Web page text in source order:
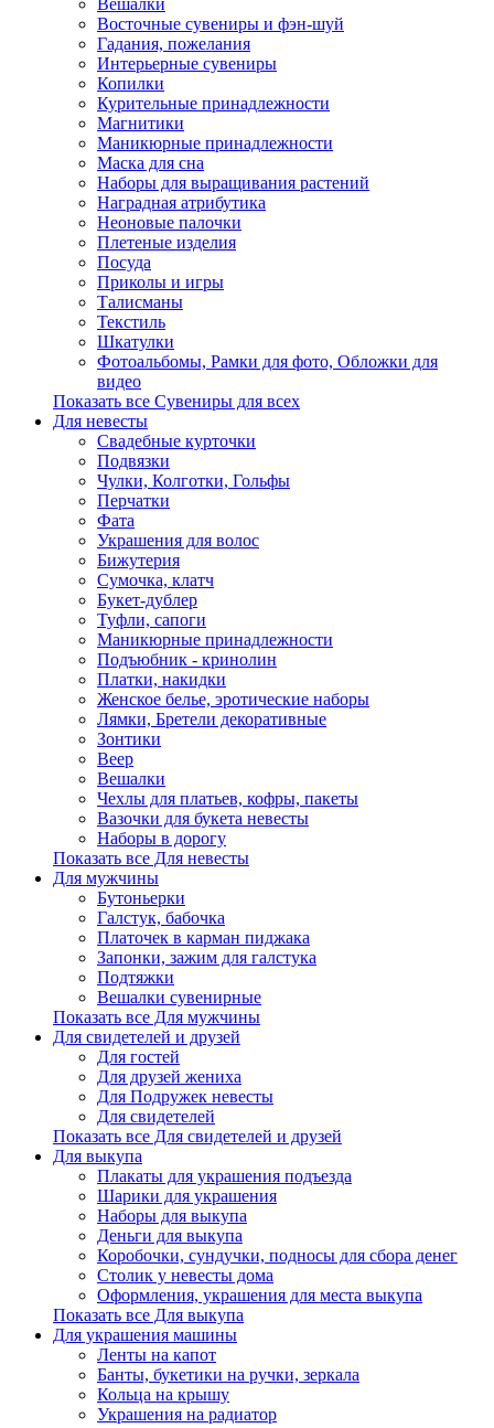
Вешалки
Восточные сувениры и фэн-шуй
Гадания, пожелания
Интерьерные сувениры
Копилки
Курительные принадлежности
Магнитики
Маникюрные принадлежности
Маска для сна
Наборы для выращивания растений
Наградная атрибутика
Неоновые палочки
Плетеные изделия
Посуда
Приколы и игры
Талисманы
Текстиль
Шкатулки
Фотоальбомы, Рамки для фото, Обложки для
видео
Показать все Сувениры для всех
Для невесты
Свадебные курточки
Подвязки
Чулки, Колготки, Гольфы
Перчатки
Фата
Украшения для волос
Бижутерия
Сумочка, клатч
Букет-дублер
Туфли, сапоги
Маникюрные принадлежности
Подъюбник - кринолин
Платки, накидки
Женское белье, эротические наборы
Лямки, Бретели декоративные
Зонтики
Веер
Вешалки
Чехлы для платьев, кофры, пакеты
Вазочки для букета невесты
Наборы в дорогу
Показать все Для невесты
Для мужчины
Бутоньерки
Галстук, бабочка
Платочек в карман пиджака
Запонки, зажим для галстука
Подтяжки
Вешалки сувенирные
Показать все Для мужчины
Для свидетелей и друзей
Для гостей
Для друзей жениха
Для Подружек невесты
Для свидетелей
Показать все Для свидетелей и друзей
Для выкупа
Плакаты для украшения подъезда
Шарики для украшения
Наборы для выкупа
Деньги для выкупа
Коробочки, сундучки, подносы для сбора денег
Столик у невесты дома
Оформления, украшения для места выкупа
Показать все Для выкупа
Для украшения машины
Ленты на капот
Банты, букетики на ручки, зеркала
Кольца на крышу
Украшения на радиатор